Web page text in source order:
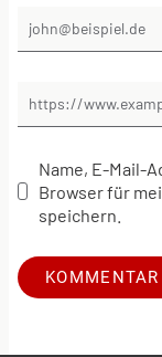
Name, E-Mail-
Browser für
speichern.